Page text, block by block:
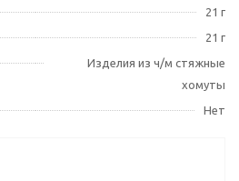
21 г
21 г
Изделия из ч/м стяжные
хомуты
Нет